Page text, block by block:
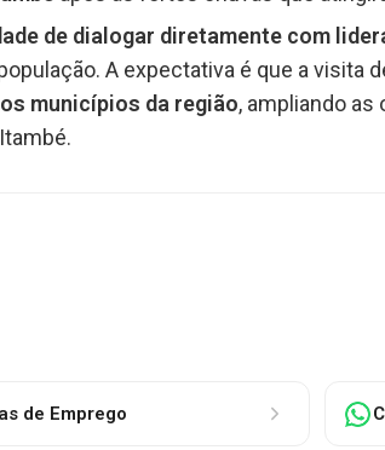
de dialogar diretamente com
A expectativa é que a visita
municípios da região, ampliando as
de Emprego